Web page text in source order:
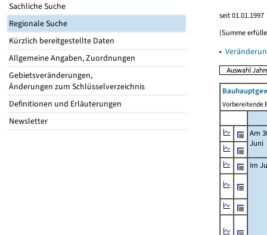
Sachliche Suche
Regionale Suche
Kürzlich bereitgestellte Daten
Allgemeine Angaben, Zuordnungen
Gebietsveränderungen,
Änderungen zum Schlüsselverzeichnis
Definitionen und Erläuterungen
Newsletter
seit 01.01.1997
(Summe
▸
Vorbereitende
Am
Juni
Im